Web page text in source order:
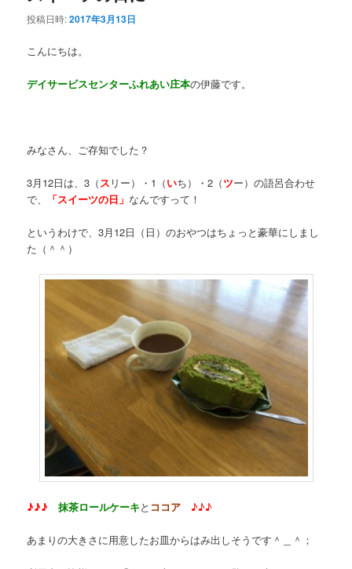
投稿日時:2017年3月13日
こんにちは。
デイサービスセンターふれあい庄本の伊藤です。
みなさん、ご存知でした？
3月12日は、3（ス リー）・1（いち）・2（ツー）の語呂合わせ
で、
「スイーツの日」 なんですって！
というわけで、3月12日（日）のおやつはちょっと豪華にしまし
た（＾＾）
♪♪♪抹茶ロールケーキと ココア ♪♪♪
あまりの大きさに用意したお皿からはみ出しそうです＾＿＾；